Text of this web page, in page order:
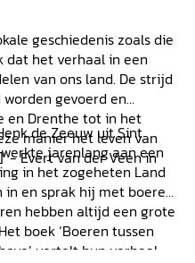
geschiedenis zoals die
dat het verhaal in een
van ons land. De strijd
gevoerd en
en Drenthe tot in het
manier het leven van
- Evert van der Veen in
de Zeeuw uit Sint
jarenlang aan een
in het zogeheten Land
in en sprak hij met boeren
hebben altijd een grote
boek ‘Boeren tussen
vertelt hun verhaal.